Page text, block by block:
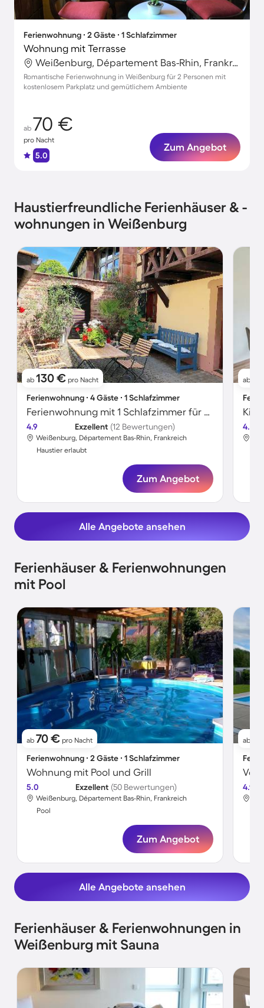
Ferienwohnung ∙ 2 Gäste ∙ 1 Schlafzimmer
Wohnung mit Terrasse
Weißenburg, Département Bas-Rhin, Frankreich
Romantische Ferienwohnung in Weißenburg für 2 Personen mit
kostenlosem Parkplatz und gemütlichem Ambiente
ab 70 €
pro Nacht
5.0
Zum Angebot
Haustierfreundliche Ferienhäuser & -
wohnungen in Weißenburg
ab 130 € pro Nacht
Ferienwohnung ∙ 4 Gäste ∙ 1 Schlafzimmer
Ferienwohnung mit 1 Schlafzimmer für 4 Personen
4.9 Exzellent (12 Bewertungen)
Weißenburg, Département Bas-Rhin, Frankreich
Haustier erlaubt
Zum Angebot
ab
4.2
Alle Angebote ansehen
Ferienhäuser & Ferienwohnungen
mit Pool
ab 70 € pro Nacht
Ferienwohnung ∙ 2 Gäste ∙ 1 Schlafzimmer
Wohnung mit Pool und Grill
5.0 Exzellent (50 Bewertungen)
Weißenburg, Département Bas-Rhin, Frankreich
Pool
Zum Angebot
ab
4.9
Alle Angebote ansehen
Ferienhäuser & Ferienwohnungen in
Weißenburg mit Sauna